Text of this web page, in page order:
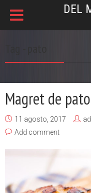
DEL
Magret de pato
11 agosto, 2017
Add comment